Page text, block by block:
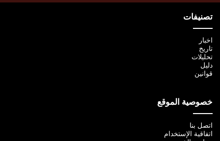
تصنيفات
اخبار
تاريخ
تحليلات
دليل
قوانين
خصوصية الموقع
اتصل بنا
اتفاقية الإستخدام